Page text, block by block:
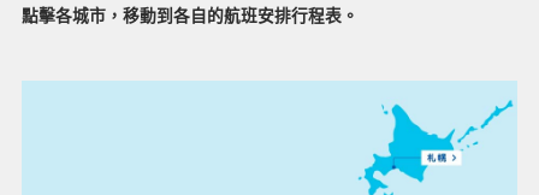
點擊各城市，移動到各自的航班安排行程表。